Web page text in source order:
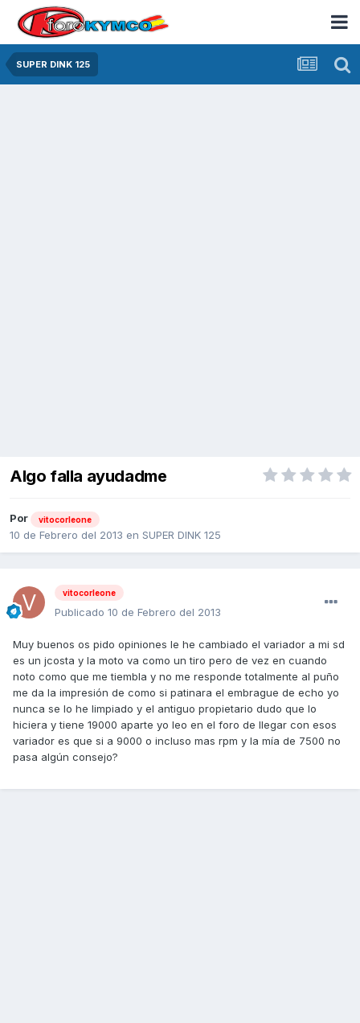
SUPER DINK 125
Algo falla ayudadme
Por vitocorleone
10 de Febrero del 2013 en SUPER DINK 125
vitocorleone
Publicado 10 de Febrero del 2013
Muy buenos os pido opiniones le he cambiado el variador a mi sd
es un jcosta y la moto va como un tiro pero de vez en cuando
noto como que me tiembla y no me responde totalmente al puño
me da la impresión de como si patinara el embrague de echo yo
nunca se lo he limpiado y el antiguo propietario dudo que lo
hiciera y tiene 19000 aparte yo leo en el foro de llegar con esos
variador es que si a 9000 o incluso mas rpm y la mía de 7500 no
pasa algún consejo?